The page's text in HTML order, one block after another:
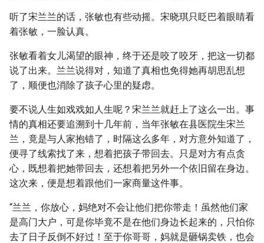
听了宋兰兰的话，张敏也有些动摇。宋晓琪只眨巴着眼睛看
着张敏，一脸认真。
张敏看着女儿渴望的眼神，终于还是咬了咬牙，把这一切都
说了出来。兰兰说得对，知道了真相也免得她再胡思乱想
了，顺便也消除了孩子心里的疑虑。
要不说人生如戏戏如人生呢？宋兰兰就赶上了这么一出。事
情的真相还要追溯到十几年前，当年张敏在县医院生宋兰
兰，竟是与人家抱错了，时隔这么多年，对方意外知道了，
便寻了线索找了来，想着把孩子带回去。只是对方有点贪
心，既想着把她带回去，还想着把另外一个依旧留在身边。
这次来，便是想着跟他们一家商量这件事。
“兰兰，你放心，妈绝对不会让他们把你带走！虽然他们家
是高门大户，可是你毕竟不是在他们身边长起来的，只怕你
去了日子反倒不好过！至于你哥哥，妈就是砸锅卖铁，也会